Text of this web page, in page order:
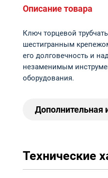
Описание товара
Ключ торцевой
шестигранным
его долговечность и
незаменимым
оборудования.
Дополнительная
Технические